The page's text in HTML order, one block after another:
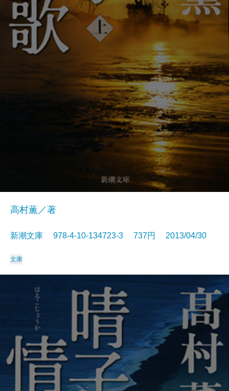
高村薫／著
新潮文庫 978-4-10-134723-3 737円 2013/04/30
文庫